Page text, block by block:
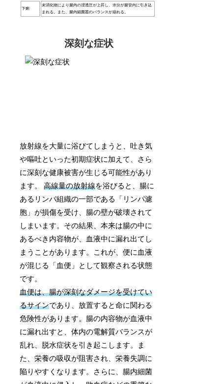
下痢
未消化物により腸内の浸透圧が上昇し、水分が腸管内に引き込
まれる。また、腸内細菌叢のバランスが崩れる。
深刻な症状
放射線を大量に浴びてしまうと、吐き気
や嘔吐といった初期症状に加えて、さら
に深刻な健康被害が生じる可能性があり
ます。高線量の放射線を浴びると、腸に
あるリンパ組織の一部である「リンパ濾
胞」が損傷を受け、腸の壁が破壊されて
しまいます。その結果、本来は腸の中に
あるべき内容物が、血液中に漏れ出てし
まうことがあります。これが、便に血液
が混じる「血便」として観察される状態
です。
血便は、腸が深刻なダメージを受けてい
るサインであり、放置すると命に関わる
危険性があります。腸の内容物が血液中
に漏れ出すと、体内の電解質バランスが
乱れ、脱水症状を引き起こします。ま
た、栄養の吸収が阻害され、栄養失調に
陥りやすくなります。さらに、腸内細菌